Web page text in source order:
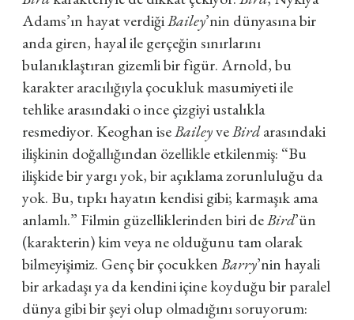
Adams’ın hayat verdiğiBailey’nin dünyasına bir
anda giren, hayal ile gerçeğin sınırlarını
bulanıklaştıran gizemli bir figür. Arnold, bu
karakter aracılığıyla çocukluk masumiyeti ile
tehlike arasındaki o ince çizgiyi ustalıkla
resmediyor. Keoghan iseBaileyveBirdarasındaki
ilişkinin doğallığından özellikle etkilenmiş: “Bu
ilişkide bir yargı yok, bir açıklama zorunluluğu da
yok. Bu, tıpkı hayatın kendisi gibi; karmaşık ama
anlamlı.” Filmin güzelliklerinden biri deBird’ün
(karakterin) kim veya ne olduğunu tam olarak
bilmeyişimiz. Genç bir çocukkenBarry’nin hayali
bir arkadaşı ya da kendini içine koyduğu bir paralel
dünya gibi bir şeyi olup olmadığını soruyorum: